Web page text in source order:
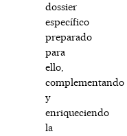
dossier
específico
preparado
para
ello,
complementando
y
enriqueciendo
la